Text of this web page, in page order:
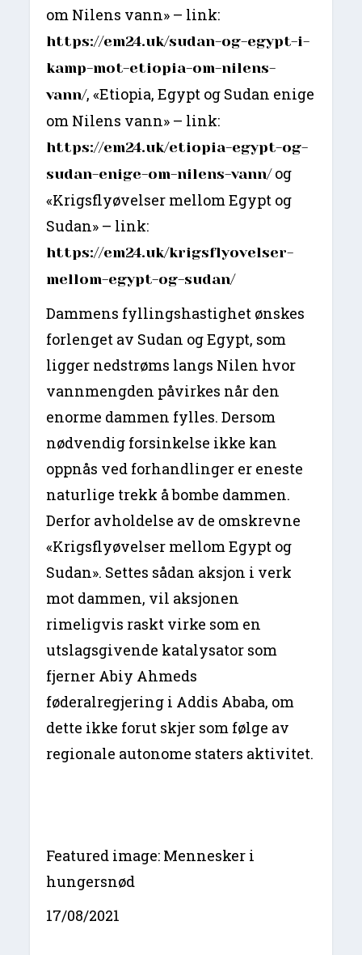
om Nilens vann» – link:
https://em24.uk/sudan-og-egypt-i-
kamp-mot-etiopia-om-nilens-
vann/, «Etiopia, Egypt og Sudan enige
om Nilens vann» – link:
https://em24.uk/etiopia-egypt-og-
sudan-enige-om-nilens-vann/og
«Krigsflyøvelser mellom Egypt og
Sudan» – link:
https://em24.uk/krigsflyovelser-
mellom-egypt-og-sudan/
Dammens fyllingshastighet ønskes
forlenget av Sudan og Egypt, som
ligger nedstrøms langs Nilen hvor
vannmengden påvirkes når den
enorme dammen fylles. Dersom
nødvendig forsinkelse ikke kan
oppnås ved forhandlinger er eneste
naturlige trekk å bombe dammen.
Derfor avholdelse av de omskrevne
«Krigsflyøvelser mellom Egypt og
Sudan». Settes sådan aksjon i verk
mot dammen, vil aksjonen
rimeligvis raskt virke som en
utslagsgivende katalysator som
fjerner Abiy Ahmeds
føderalregjering i Addis Ababa, om
dette ikke forut skjer som følge av
regionale autonome staters aktivitet.
Featured image: Mennesker i
hungersnød
17/08/2021